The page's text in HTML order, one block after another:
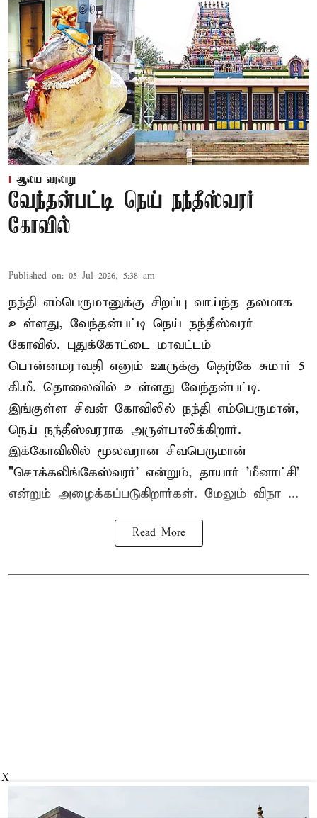
ஆலய வரலாறு
வேந்தன்பட்டி நெய் நந்தீஸ்வரர்
கோவில்
Published on: 05 Jul 2026, 5:38 am
நந்தி எம்பெருமானுக்கு சிறப்பு வாய்ந்த தலமாக
உள்ளது, வேந்தன்பட்டி நெய் நந்தீஸ்வரர்
கோவில். புதுக்கோட்டை மாவட்டம்
பொன்னமராவதி எனும் ஊருக்கு தெற்கே சுமார் 5
கி.மீ. தொலைவில் உள்ளது வேந்தன்பட்டி.
இங்குள்ள சிவன் கோவிலில் நந்தி எம்பெருமான்,
நெய் நந்தீஸ்வரராக அருள்பாலிக்கிறார்.
இக்கோவிலில் மூலவரான சிவபெருமான்
"சொக்கலிங்கேஸ்வரர்' என்றும், தாயார் 'மீனாட்சி'
என்றும் அழைக்கப்படுகிறார்கள். மேலும் விநா ...
Read More
X